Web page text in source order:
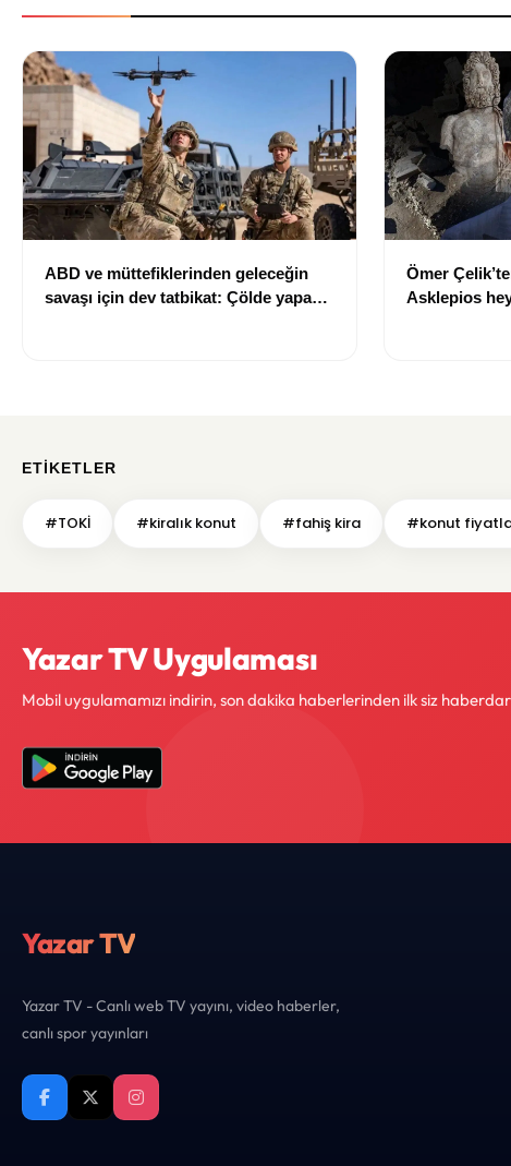
ABD ve müttefiklerinden geleceğin
savaşı için dev tatbikat: Çölde yapay
Ömer
Asklepios
ETIKETLER
#TOKİ #kiralık konut #fahiş kira #konut
Yazar TV Uygulaması
Mobil uygulamamızı indirin, son dakika haberlerinden ilk siz
Yazar TV
Yazar TV - Canlı web TV yayını, video haberler,
canlı spor yayınları